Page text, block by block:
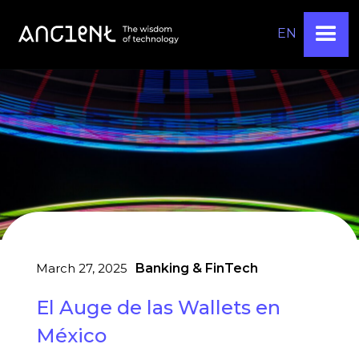
EN
March 27, 2025 Banking & FinTech
El Auge de las Wallets en
México